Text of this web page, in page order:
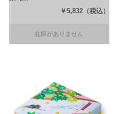
￥5,832 （税込）
在庫がありません